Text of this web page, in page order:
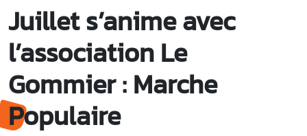
Juillet s’anime avec
l’association Le
Gommier : Marche
Populaire